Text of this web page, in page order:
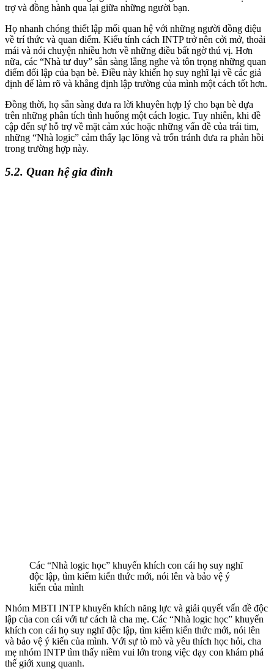
trợ và đồng hành qua lại giữa những người bạn.
Họ nhanh chóng thiết lập mối quan hệ với những người đồng điệu
về trí thức và quan điểm. Kiểu tính cách INTP trở nên cởi mở, thoải
mái và nói chuyện nhiều hơn về những điều bất ngờ thú vị. Hơn
nữa, các “Nhà tư duy” sẵn sàng lắng nghe và tôn trọng những quan
điểm đối lập của bạn bè. Điều này khiến họ suy nghĩ lại về các giả
định để làm rõ và khẳng định lập trường của mình một cách tốt hơn.
Đồng thời, họ sẵn sàng đưa ra lời khuyên hợp lý cho bạn bè dựa
trên những phân tích tình huống một cách logic. Tuy nhiên, khi đề
cập đến sự hỗ trợ về mặt cảm xúc hoặc những vấn đề của trái tim,
những “Nhà logic” cảm thấy lạc lõng và trốn tránh đưa ra phản hồi
trong trường hợp này.
5.2. Quan hệ gia đình
Các “Nhà logic học” khuyến khích con cái họ suy nghĩ
độc lập, tìm kiếm kiến ​​thức mới, nói lên và bảo vệ ý
kiến ​​​​của mình
Nhóm MBTI INTP khuyến khích năng lực và giải quyết vấn đề độc
lập của con cái với tư cách là cha mẹ. Các “Nhà logic học” khuyến
khích con cái họ suy nghĩ độc lập, tìm kiếm kiến ​​thức mới, nói lên
và bảo vệ ý kiến ​​​​của mình. Với sự tò mò và yêu thích học hỏi, cha
mẹ nhóm INTP tìm thấy niềm vui lớn trong việc dạy con khám phá
thế giới xung quanh.